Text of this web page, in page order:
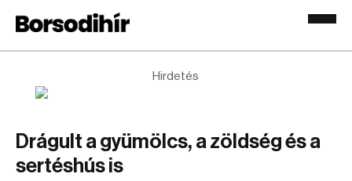
Hirdetés
Drágult a gyümölcs, a zöldség és a
sertéshús is